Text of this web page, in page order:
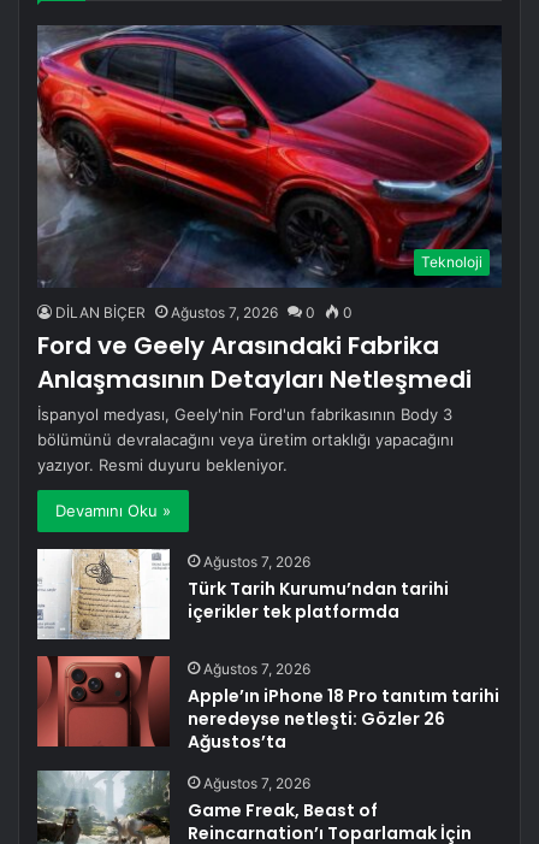
Teknoloji
DİLAN BİÇER Ağustos 7, 2026 0 0
Ford ve Geely Arasındaki Fabrika
Anlaşmasının Detayları Netleşmedi
İspanyol medyası, Geely'nin Ford'un fabrikasının Body 3
bölümünü devralacağını veya üretim ortaklığı yapacağını
yazıyor. Resmi duyuru bekleniyor.
Devamını Oku »
Ağustos 7, 2026
Türk Tarih Kurumu’ndan tarihi
içerikler tek platformda
Ağustos 7, 2026
Apple’ın iPhone 18 Pro tanıtım tarihi
neredeyse netleşti: Gözler 26
Ağustos’ta
Ağustos 7, 2026
Game Freak, Beast of
Reincarnation’ı Toparlamak İçin